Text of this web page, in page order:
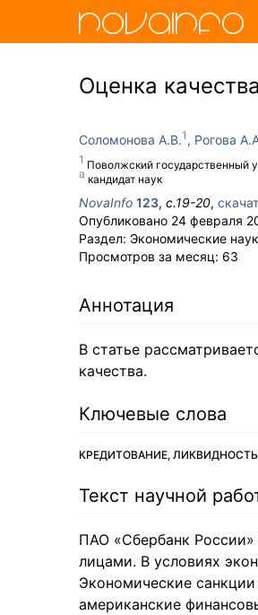
Оценка
Соломонова А.В.
Поволжский государственный
Рогова
кандидат наук
NovaInfo 123, с.19-20,
Опубликовано 24 февраля
Раздел: Экономические
Просмотров за месяц: 63
Аннотация
В статье
качества.
Ключевые слова
КРЕДИТОВАНИЕ,
Текст научной
ПАО «Сбербанк
лицами. В условиях
Экономические
американские